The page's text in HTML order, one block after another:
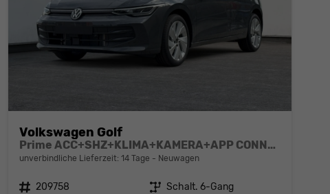
Volkswagen Golf
Prime ACC+SHZ+KLIMA+KAMERA+APP CONNECT+LED+17" ALU
unverbindliche Lieferzeit: 14 Tage Neuwagen
Fahrzeugnr. 209758 Getriebe Schalt. 6-Gang